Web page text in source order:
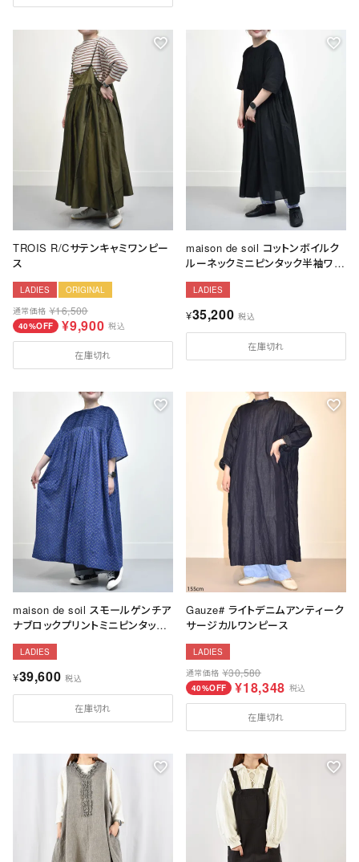
TROIS R/Cサテンキャミワンピー
ス
LADIES
ORIGINAL
通常価格 ¥16,500
40%OFF ¥9,900 税込
在庫切れ
maison de soil コットンボイルク
ルーネックミニピンタック半袖ワン
LADIES
¥35,200 税込
在庫切れ
maison de soil スモールゲンチア
ナブロックプリントミニピンタック
LADIES
¥39,600 税込
在庫切れ
Gauze# ライトデニムアンティーク
サージカルワンピース
LADIES
通常価格 ¥30,580
40%OFF ¥18,348 税込
在庫切れ